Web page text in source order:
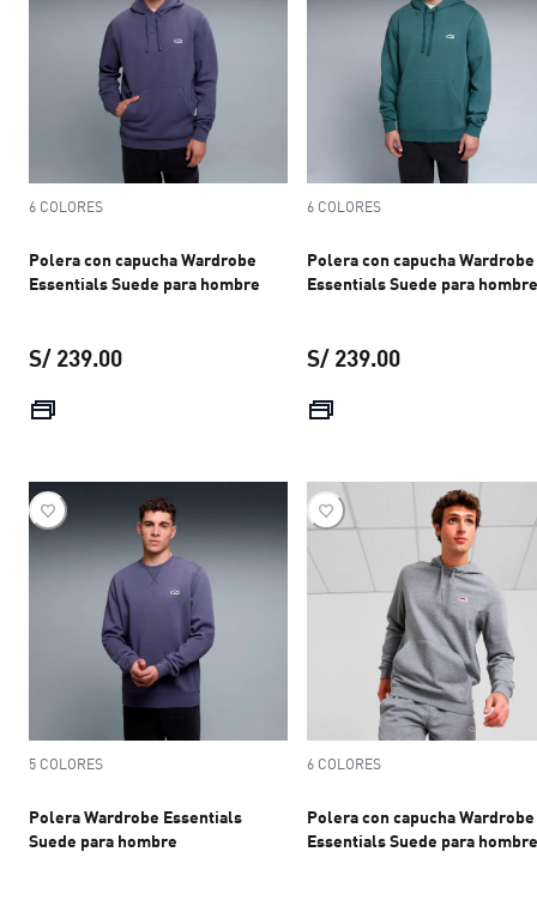
6 COLORES
Polera con capucha Wardrobe
Essentials Suede para hombre
S/ 239.00
precio actual S/ 239.00
6 COLORES
Polera con capucha Wardrobe
Essentials Suede para hombre
S/ 239.00
5 COLORES
Polera Wardrobe Essentials
Suede para hombre
6 COLORES
Polera con capucha Wardrobe
Essentials Suede para hombre